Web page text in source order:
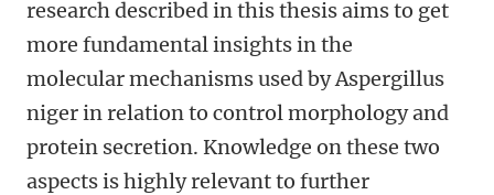
research described in this thesis aims to get
more fundamental insights in the
molecular mechanisms used by Aspergillus
niger in relation to control morphology and
protein secretion. Knowledge on these two
aspects is highly relevant to further